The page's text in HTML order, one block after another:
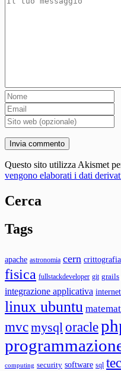
Questo sito utilizza Akismet
vengono elaborati i dati
Cerca
Tags
apache astronomia cern crittografia
fisica fullstackdeveloper git grails
integrazione applicativa internet
linux ubuntu
mvcmysql oracle
computing security software sql